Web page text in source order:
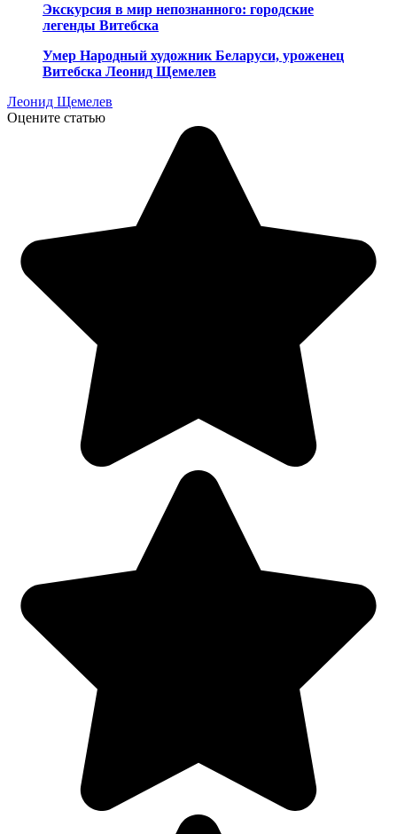
Экскурсия в мир непознанного: городские
легенды Витебска
Умер Народный художник Беларуси, уроженец
Витебска Леонид Щемелев
Леонид Щемелев
Оцените статью